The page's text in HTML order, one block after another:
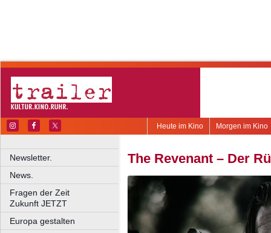
Morgen im Kino
Heute im Kino
Newsletter.
News.
Fragen der Zeit
Zukunft JETZT
Europa gestalten
The Revenant – Der